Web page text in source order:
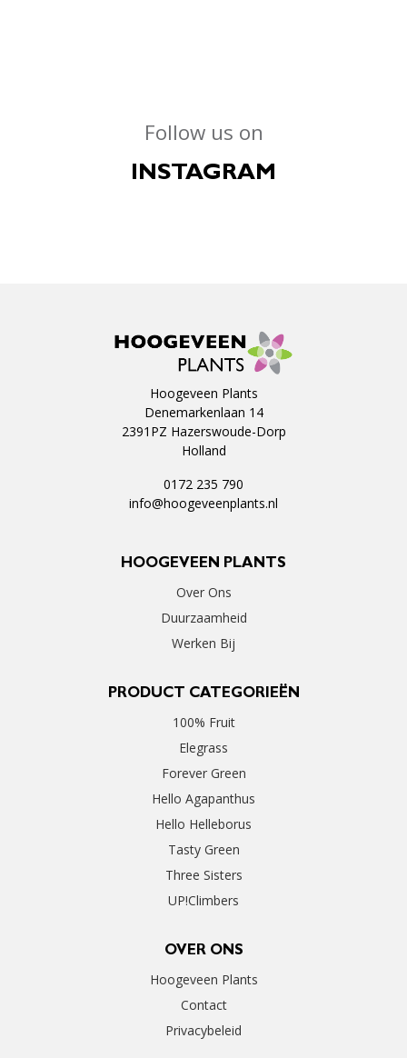
Follow us on
INSTAGRAM
Hoogeveen Plants
Denemarkenlaan 14
2391PZ Hazerswoude-Dorp
Holland
0172 235 790
info@hoogeveenplants.nl
HOOGEVEEN PLANTS
Over Ons
Duurzaamheid
Werken Bij
PRODUCT CATEGORIEËN
100% Fruit
Elegrass
Forever Green
Hello Agapanthus
Hello Helleborus
Tasty Green
Three Sisters
UP!Climbers
OVER ONS
Hoogeveen Plants
Contact
Privacybeleid